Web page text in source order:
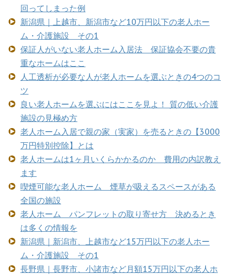
回ってしまった例
新潟県｜上越市、新潟市など10万円以下の老人ホー
ム・介護施設 その1
保証人がいない老人ホーム入居法 保証協会不要の貴
重なホームはここ
人工透析が必要な人が老人ホームを選ぶときの4つのコ
ツ
良い老人ホームを選ぶにはここを見よ！ 質の低い介護
施設の見極め方
老人ホーム入居で親の家（実家）を売るときの【3000
万円特別控除】とは
老人ホームは1ヶ月いくらかかるのか 費用の内訳教え
ます
喫煙可能な老人ホーム 煙草が吸えるスペースがある
全国の施設
老人ホーム パンフレットの取り寄せ方 決めるとき
は多くの情報を
新潟県｜新潟市、上越市など15万円以下の老人ホー
ム・介護施設 その1
長野県｜長野市、小諸市など月額15万円以下の老人ホ